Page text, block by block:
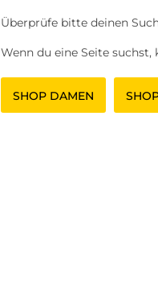
Überprüfe bitte deinen
Wenn du eine Seite suchst,
SHOP DAMEN